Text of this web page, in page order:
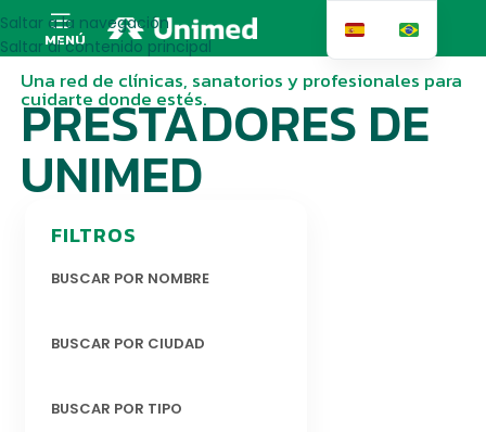
Saltar a la navegación
Saltar al contenido principal
MENÚ
Una red de clínicas, sanatorios y profesionales para
cuidarte donde estés.
PRESTADORES DE
UNIMED
FILTROS
BUSCAR POR NOMBRE
BUSCAR POR CIUDAD
BUSCAR POR TIPO